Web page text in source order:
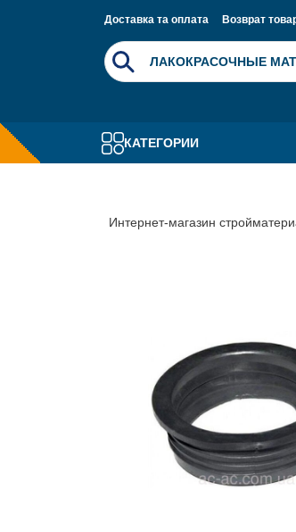
Доставка та оплата Возврат
КАТЕГОРИИ
Интернет-магазин